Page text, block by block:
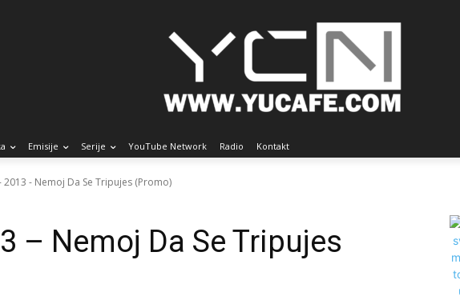
Emisije Serije YouTube Network Radio Kontakt
2013 - Nemoj Da Se Tripujes (Promo)
– Nemoj Da Se Tripujes